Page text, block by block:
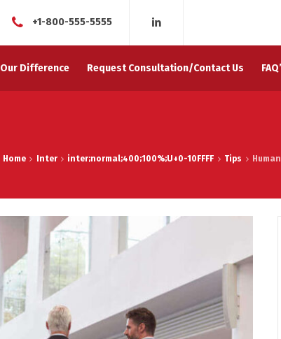
+1-800-555-5555
Our Difference Request Consultation/Contact Us
Home Inter inter;normal;400;100%;U+0-10FFFF Tips